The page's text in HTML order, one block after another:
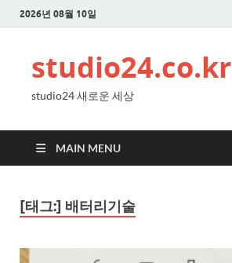
2026년 08월 10일
studio24.co.kr
studio24 새로운 세상
MAIN MENU
[태그:] 배터리기술